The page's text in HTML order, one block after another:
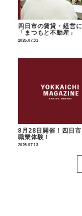
四日市の賃貸・経営に
「まつもと不動産」
2026.07.31
8月28日開催！四日
職業体験！
2026.07.13